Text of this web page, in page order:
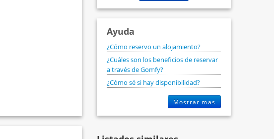
Ayuda
¿Cómo reservo un alojamiento?
¿Cuáles son los beneficios de reservar
a través de Gomfy?
¿Cómo sé si hay disponibilidad?
Mostrar mas